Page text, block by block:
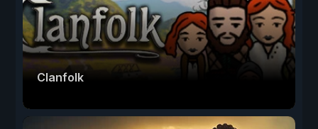
Clanfolk